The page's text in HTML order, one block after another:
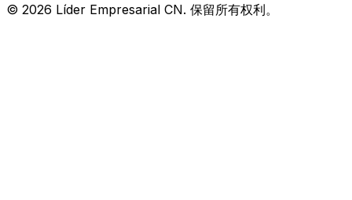
© 2026 Líder Empresarial CN. 保留所有权利。